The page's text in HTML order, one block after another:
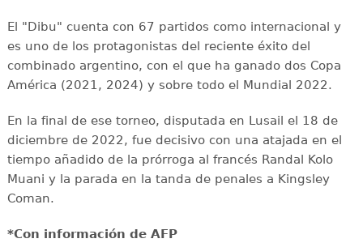
El "Dibu" cuenta con 67 partidos como internacional y
es uno de los protagonistas del reciente éxito del
combinado argentino, con el que ha ganado dos Copa
América (2021, 2024) y sobre todo el Mundial 2022.
En la final de ese torneo, disputada en Lusail el 18 de
diciembre de 2022, fue decisivo con una atajada en el
tiempo añadido de la prórroga al francés Randal Kolo
Muani y la parada en la tanda de penales a Kingsley
Coman.
*Con información de AFP